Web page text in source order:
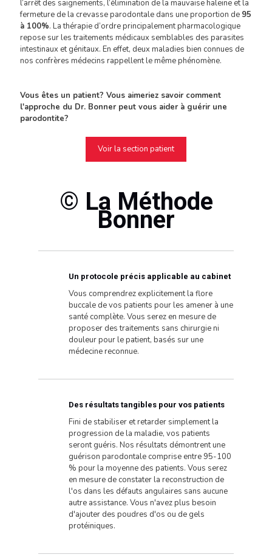
l’arrêt des saignements, l’élimination de la mauvaise haleine et la
fermeture de la crevasse parodontale dans une proportion de 95
à 100%. La thérapie d’ordre principalement pharmacologique
repose sur les traitements médicaux semblables des parasites
intestinaux et génitaux. En effet, deux maladies bien connues de
nos confrères médecins rappellent le même phénomène.
Vous êtes un patient? Vous aimeriez savoir comment
l'approche du Dr. Bonner peut vous aider à guérir une
parodontite?
Voir la section patient
© La Méthode
Bonner
Un protocole précis applicable au cabinet
Vous comprendrez explicitement la flore
buccale de vos patients pour les amener à une
santé complète. Vous serez en mesure de
proposer des traitements sans chirurgie ni
douleur pour le patient, basés sur une
médecine reconnue.
Des résultats tangibles pour vos patients
Fini de stabiliser et retarder simplement la
progression de la maladie, vos patients
seront guéris. Nos résultats démontrent une
guérison parodontale comprise entre 95-100
% pour la moyenne des patients. Vous serez
en mesure de constater la reconstruction de
l'os dans les défauts angulaires sans aucune
autre assistance. Vous n'avez plus besoin
d'ajouter des poudres d'os ou de gels
protéiniques.